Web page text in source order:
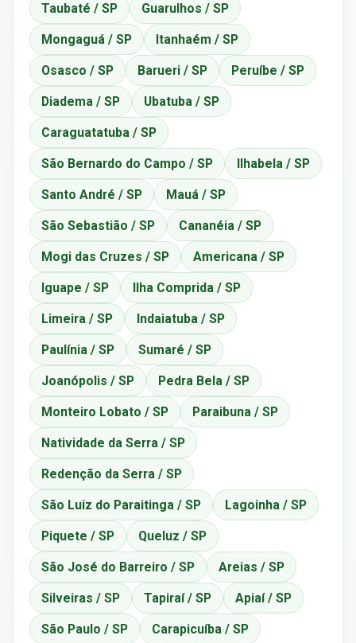
Taubaté / SP Guarulhos / SP
Mongaguá / SP Itanhaém / SP
Osasco / SP Barueri / SP Peruíbe / SP
Diadema / SP Ubatuba / SP
Caraguatatuba / SP
São Bernardo do Campo / SP Ilhabela / SP
Santo André / SP Mauá / SP
São Sebastião / SP Cananéia / SP
Mogi das Cruzes / SP Americana / SP
Iguape / SP Ilha Comprida / SP
Limeira / SP Indaiatuba / SP
Paulínia / SP Sumaré / SP
Joanópolis / SP Pedra Bela / SP
Monteiro Lobato / SP Paraibuna / SP
Natividade da Serra / SP
Redenção da Serra / SP
São Luiz do Paraitinga / SP Lagoinha / SP
Piquete / SP Queluz / SP
São José do Barreiro / SP Areias / SP
Silveiras / SP Tapiraí / SP Apiaí / SP
São Paulo / SP Carapicuíba / SP